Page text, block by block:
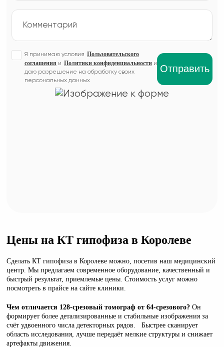
Я принимаю условия Пользовательского
соглашения и Политики конфиденциальности и
даю разрешение на обработку своих
персональных данных
Цены на КТ гипофиза в Королеве
Сделать КТ гипофиза в Королеве можно, посетив наш медицинский
центр. Мы предлагаем современное оборудование, качественный и
быстрый результат, приемлемые цены. Стоимость услуг можно
посмотреть в прайсе на сайте клиники.
Чем отличается 128-срезовый томограф от 64-срезового? Он
формирует более детализированные и стабильные изображения за
счёт удвоенного числа детекторных рядов. Быстрее сканирует
область исследования, лучше передаёт мелкие структуры и снижает
артефакты движения.